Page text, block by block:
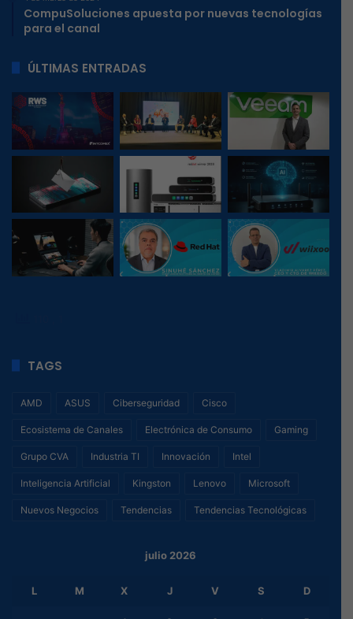
CompuSoluciones apuesta por nuevas tecnologías
para el canal
ÚLTIMAS ENTRADAS
TAGS
AMD ASUS Ciberseguridad Cisco
Ecosistema de Canales Electrónica de Consumo Gaming
Grupo CVA Industria TI Innovación Intel
Inteligencia Artificial Kingston Lenovo Microsoft
Nuevos Negocios Tendencias Tendencias Tecnológicas
julio 2026
L M X J V S D